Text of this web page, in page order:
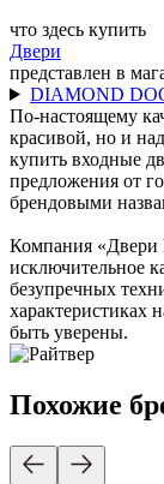
что здесь купить
Двери
представлен в
DIAMOND
По-настоящему
красивой, но и
купить входные
предложения от
брендовыми
Компания «Двери
исключительное
безупречных
характеристиках
быть уверены.
Похожие